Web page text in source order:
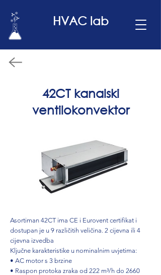
HVAC lab
42CT kanalski
ventilokonvektor
Asortiman 42CT ima CE i Eurovent certifikat i
dostupan je u 9 različitih veličina. 2 cijevna ili 4
cijevna izvedba
Ključne karakteristike u nominalnim uvjetima:
• AC motor s 3 brzine
• Raspon protoka zraka od 222 m³/h do 2660